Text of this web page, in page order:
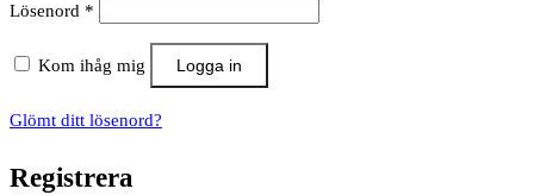
Lösenord *
Kom ihåg mig Logga in
Glömt ditt lösenord?
Registrera